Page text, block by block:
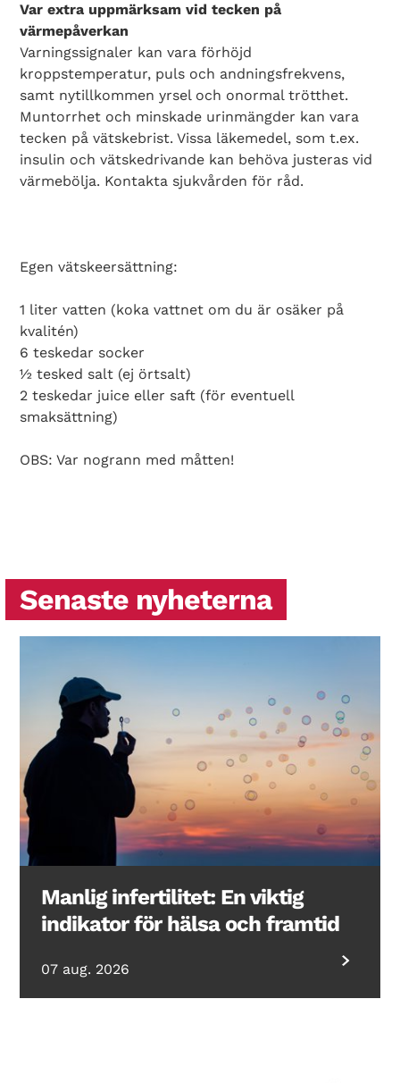
Search Diabetes Wellness Sverige
Var extra uppmärksam vid tecken på
värmepåverkan
Varningssignaler kan vara förhöjd
kroppstemperatur, puls och andningsfrekvens,
samt nytillkommen yrsel och onormal trötthet.
Muntorrhet och minskade urinmängder kan vara
tecken på vätskebrist. Vissa läkemedel, som t.ex.
insulin och vätskedrivande kan behöva justeras vid
värmebölja. Kontakta sjukvården för råd.
Egen vätskeersättning:
1 liter vatten (koka vattnet om du är osäker på
kvalitén)
6 teskedar socker
½ tesked salt (ej örtsalt)
2 teskedar juice eller saft (för eventuell
smaksättning)
OBS: Var nogrann med måtten!
Senaste nyheterna
Manlig infertilitet: En viktig
indikator för hälsa och framtid
07 aug. 2026